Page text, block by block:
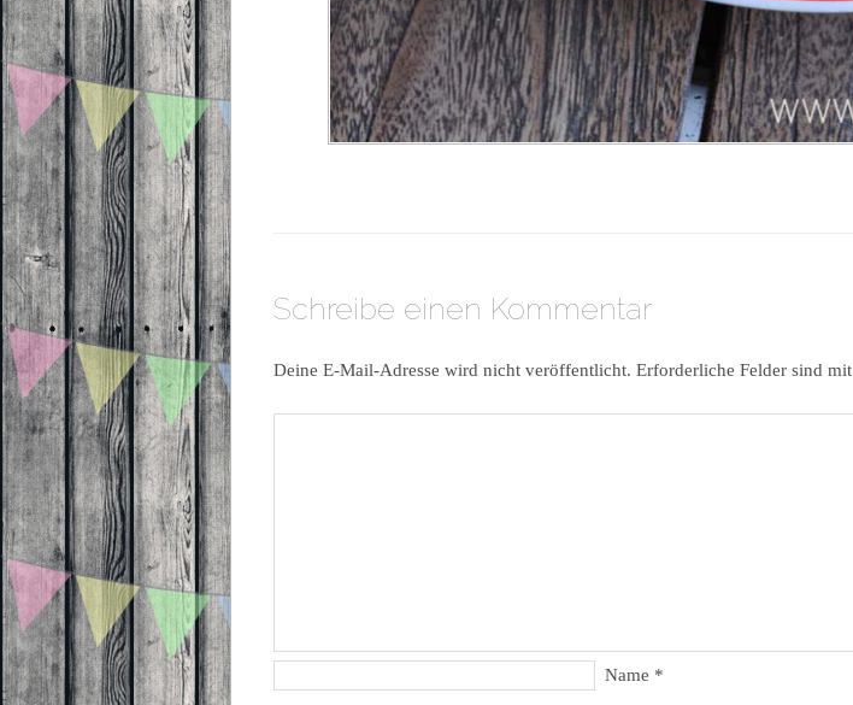
Schreibe einen Kommentar
Deine E-Mail-Adresse wird nicht veröffentlicht. Erforderliche Felder sind mit
Name *